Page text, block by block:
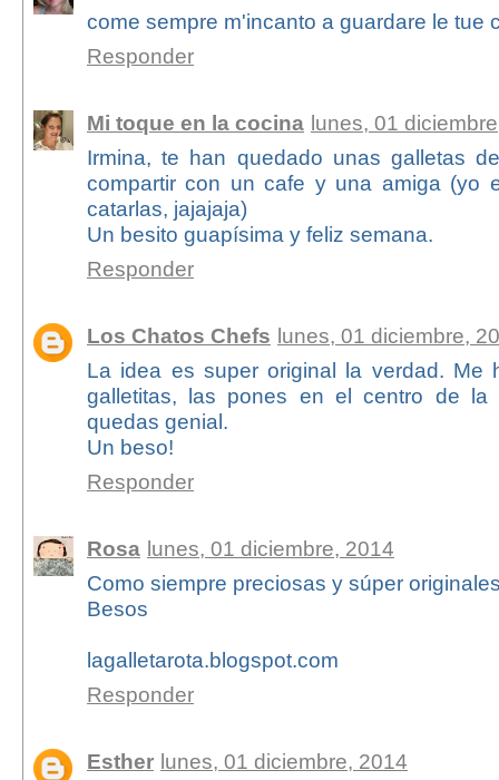
come sempre m'incanto a guardare le tue
Responder
Mi toque en la cocina lunes, 01
Irmina, te han quedado unas galletas
compartir con un cafe y una amiga (yo
catarlas, jajajaja)
Un besito guapísima y feliz semana.
Responder
Los Chatos Chefs lunes, 01 diciembre,
La idea es super original la verdad. Me
galletitas, las pones en el centro de la
quedas genial.
Un beso!
Responder
Rosa lunes, 01 diciembre, 2014
Como siempre preciosas y súper
Besos
lagalletarota.blogspot.com
Responder
Esther lunes, 01 diciembre, 2014